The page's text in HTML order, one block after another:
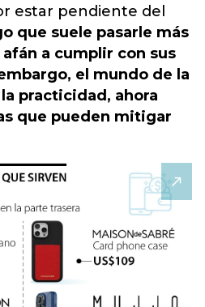
estar pendiente del
que suele pasarle más
a cumplir con sus
el mundo de la
practicidad, ahora
que pueden mitigar